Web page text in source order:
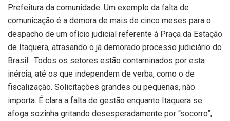
Prefeitura da comunidade. Um exemplo da falta de
comunicação é a demora de mais de cinco meses para o
despacho de um ofício judicial referente à Praça da Estação
de Itaquera, atrasando o já demorado processo judiciário do
Brasil. Todos os setores estão contaminados por esta
inércia, até os que independem de verba, como o de
fiscalização. Solicitações grandes ou pequenas, não
importa. É clara a falta de gestão enquanto Itaquera se
afoga sozinha gritando desesperadamente por “socorro”,